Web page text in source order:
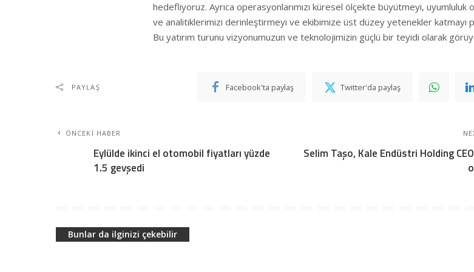
hedefliyoruz. Ayrıca operasyonlarımızı küresel ölçekte büyütmeyi, uyumluluk
ve analitiklerimizi derinleştirmeyi ve ekibimize üst düzey yetenekler katmayı
Bu yatırım turunu vizyonumuzun ve teknolojimizin güçlü bir teyidi olarak
PAYLAŞ Facebook'ta paylaş Twitter'da paylaş
ÖNCEKI HABER
Eylülde ikinci el otomobil fiyatları yüzde
1.5 gevşedi
Selim Taşo, Kale Endüstri Holding
Bunlar da ilginizi çekebilir